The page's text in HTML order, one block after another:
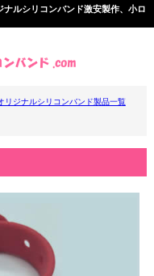
ルシリコンバンド激安製作、小ロ
リジナルシリコンバンド製品一覧